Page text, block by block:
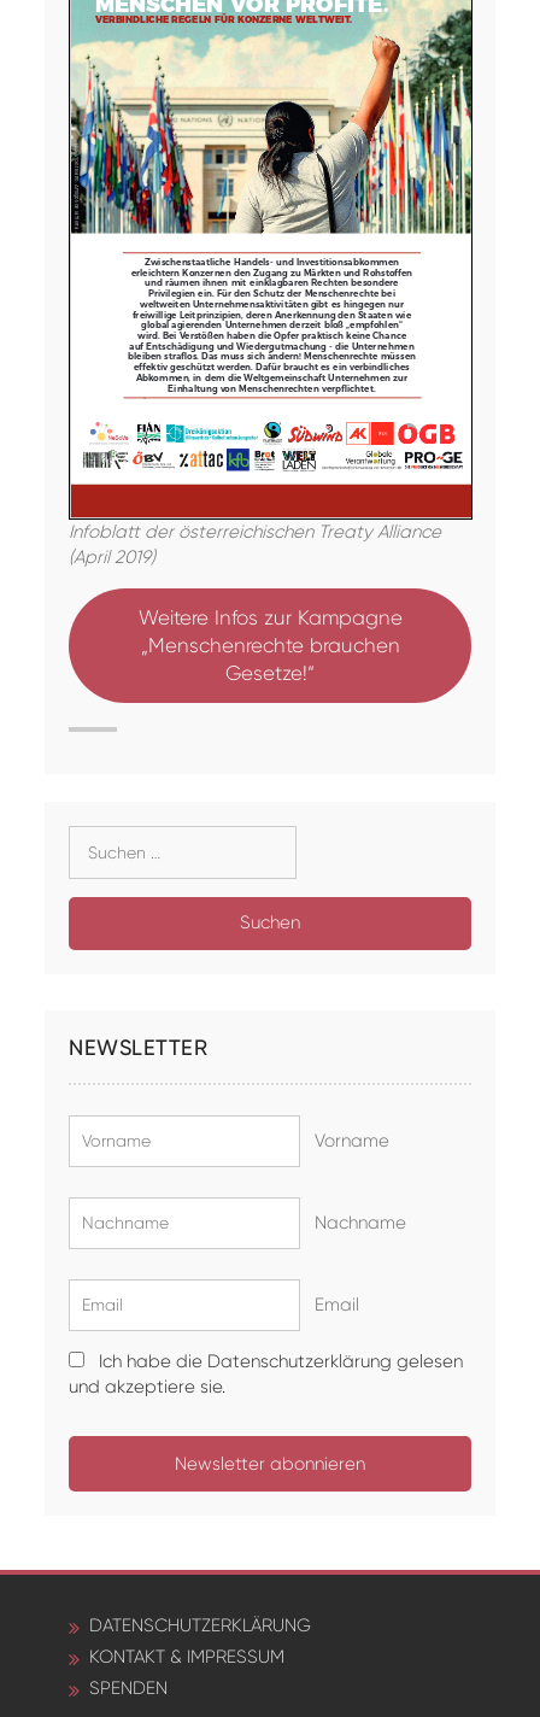
Infoblatt der österreichischen Treaty Alliance
(April 2019)
Weitere Infos zur Kampagne
„Menschenrechte brauchen
Gesetze!“
nach:
NEWSLETTER
Vorname
Nachname
Email
Ich habe die Datenschutzerklärung gelesen
und akzeptiere sie.
DATENSCHUTZERKLÄRUNG
KONTAKT & IMPRESSUM
SPENDEN